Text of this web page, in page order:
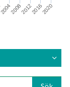
2008201220162020